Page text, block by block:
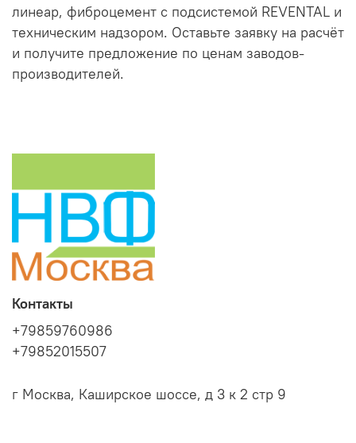
линеар, фиброцемент с подсистемой REVENTAL и
техническим надзором. Оставьте заявку на расчёт
и получите предложение по ценам заводов-
производителей.
Контакты
+79859760986
+79852015507
г Москва, Каширское шоссе, д 3 к 2 стр 9